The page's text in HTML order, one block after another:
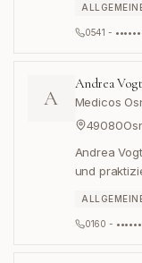
0541 -
A
Andrea Vogt
Medicos
49080
Andrea
und
0160 -